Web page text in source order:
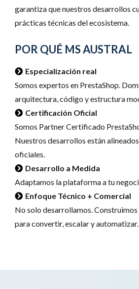
garantiza que nuestros desarrollos
prácticas técnicas del ecosistema.
POR QUÉ MS AUSTRAL
Especialización real
Somos expertos en PrestaShop.
arquitectura, código y estructura
Certificación Oficial
Somos Partner Certificado
Nuestros desarrollos están
oficiales.
Desarrollo a Medida
Adaptamos la plataforma a tu
Enfoque Técnico + Comercial
No solo desarrollamos.
para convertir, escalar y automatizar.